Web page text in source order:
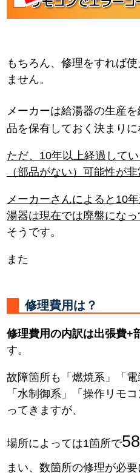
もちろん、修理をすれば
ません。
メーカーは給湯器の生産
品を保有しておく決まりに
ただ、10年以上経過して
（部品がない）可能性が
メーカーさんによると10
湯器は現在では廃盤にな
そうです。
また
修理費用は？
修理費用の内訳は出張費+
す。
故障箇所も「燃焼系」「電
「水制御系」「操作リモ
ってきますが、
場所によっては1箇所で
まい、数箇所の修理が必要